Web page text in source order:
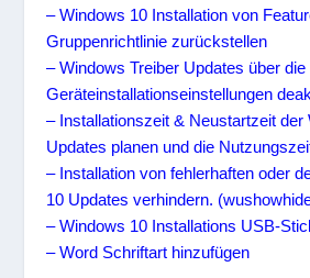
– Windows 10 Installation von
Gruppenrichtlinie zurückstellen
– Windows Treiber Updates über die
Geräteinstallationseinstellungen
– Installationszeit & Neustartzeit der
Updates planen und die
– Installation von fehlerhaften oder
10 Updates verhindern.
– Windows 10 Installations USB-
– Word Schriftart hinzufügen